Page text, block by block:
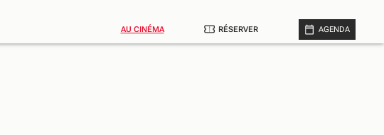
AU CINÉMA RÉSERVER AGENDA